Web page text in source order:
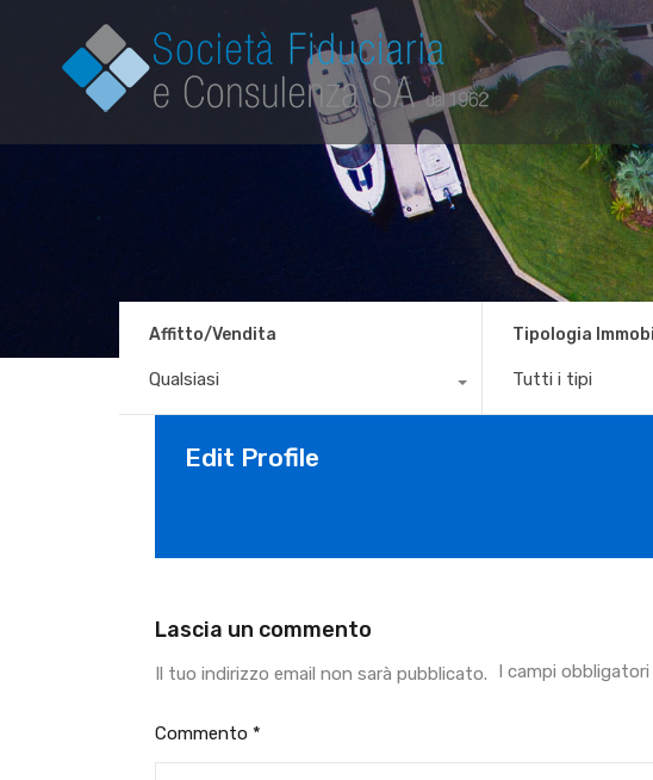
Affitto/Vendita
Qualsiasi
Tipologia
Tutti i tipi
Edit Profile
Lascia un commento
Il tuo indirizzo email non sarà pubblicato. I campi
Commento *